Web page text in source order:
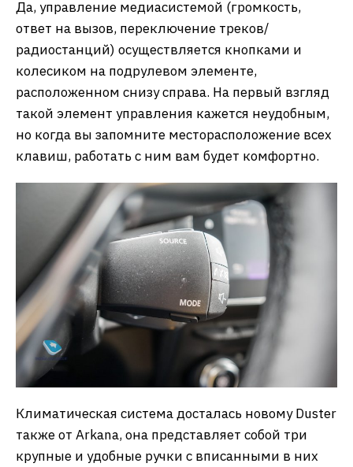
Да, управление медиасистемой (громкость,
ответ на вызов, переключение треков/
радиостанций) осуществляется кнопками и
колесиком на подрулевом элементе,
расположенном снизу справа. На первый взгляд
такой элемент управления кажется неудобным,
но когда вы запомните месторасположение всех
клавиш, работать с ним вам будет комфортно.
Климатическая система досталась новому Duster
также от Arkana, она представляет собой три
крупные и удобные ручки с вписанными в них